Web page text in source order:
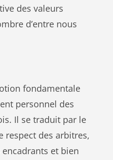
des valeurs
d’entre nous
fondamentale
personnel des
Il se traduit par le
respect des arbitres,
et bien